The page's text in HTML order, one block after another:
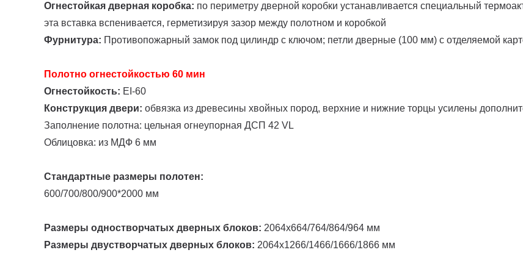
Огнестойкая дверная коробка: по периметру дверной коробки устанавливается специальный
эта вставка вспенивается, герметизируя зазор между полотном и коробкой
Фурнитура: Противопожарный замок под цилиндр с ключом; петли дверные (100 мм) с отделяемой
Полотно огнестойкостью 60 мин
Огнестойкость: EI-60
Конструкция двери: обвязка из древесины хвойных пород, верхние и нижние торцы усилены
Заполнение полотна: цельная огнеупорная ДСП 42 VL
Облицовка: из МДФ 6 мм
Стандартные размеры полотен:
600/700/800/900*2000 мм
Размеры одностворчатых дверных блоков: 2064х664/764/864/964 мм
Размеры двустворчатых дверных блоков: 2064х1266/1466/1666/1866 мм